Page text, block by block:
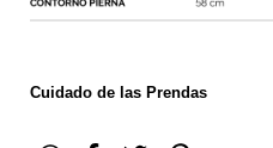
Cuidado de las Prendas